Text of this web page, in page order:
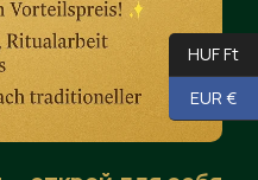
HUF Ft
EUR €